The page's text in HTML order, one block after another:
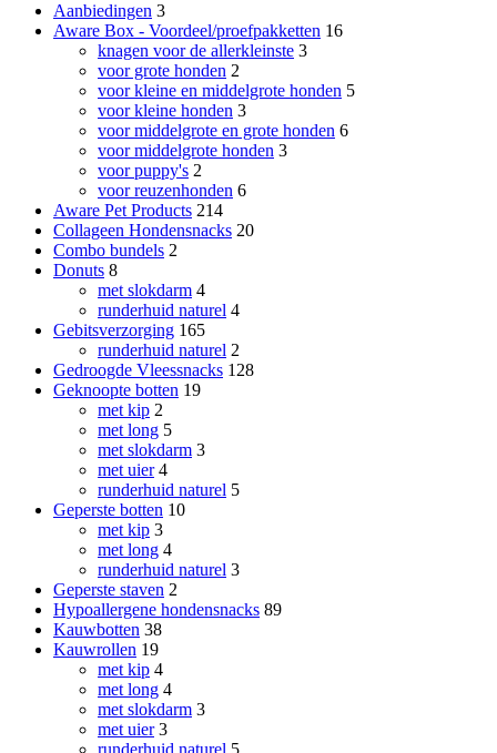
Aanbiedingen 3
Aware Box - Voordeel/proefpakketten 16
knagen voor de allerkleinste 3
voor grote honden 2
voor kleine en middelgrote honden 5
voor kleine honden 3
voor middelgrote en grote honden 6
voor middelgrote honden 3
voor puppy's 2
voor reuzenhonden 6
Aware Pet Products 214
Collageen Hondensnacks 20
Combo bundels 2
Donuts 8
met slokdarm 4
runderhuid naturel 4
Gebitsverzorging 165
runderhuid naturel 2
Gedroogde Vleessnacks 128
Geknoopte botten 19
met kip 2
met long 5
met slokdarm 3
met uier 4
runderhuid naturel 5
Geperste botten 10
met kip 3
met long 4
runderhuid naturel 3
Geperste staven 2
Hypoallergene hondensnacks 89
Kauwbotten 38
Kauwrollen 19
met kip 4
met long 4
met slokdarm 3
met uier 3